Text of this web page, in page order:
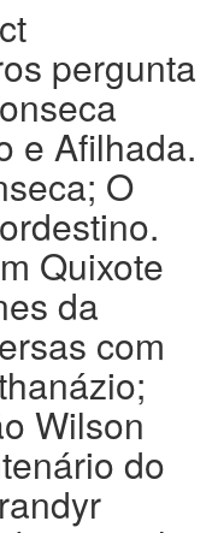
pergunta
e Afilhada.
O
Quixote
da
com
Wilson
do